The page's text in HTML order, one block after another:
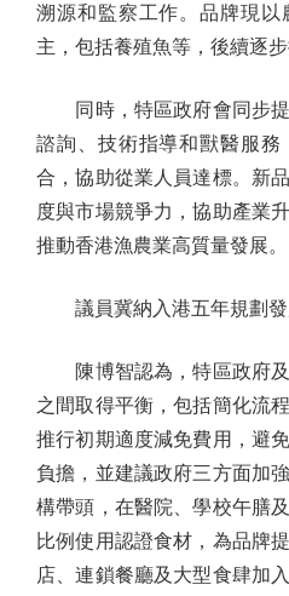
溯源和監察工作。品牌現以
主，包括養殖魚等，後續逐
同時，特區政府會同步提
諮詢、技術指導和獸醫服
合，協助從業人員達標。新
度與市場競爭力，協助產業
推動香港漁農業高質量發展。
議員冀納入港五年規劃發
陳博智認為，特區政府及
之間取得平衡，包括簡化流
推行初期適度減免費用，避
負擔，並建議政府三方面加
構帶頭，在醫院、學校午膳
比例使用認證食材，為品牌
店、連鎖餐廳及大型食肆加